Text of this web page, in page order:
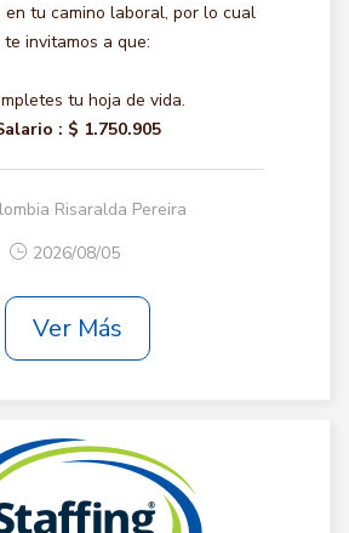
en tu camino laboral, por lo cual
te invitamos a que:
tu hoja de vida.
: $ 1.750.905
Risaralda Pereira
2026/08/05
Ver Más